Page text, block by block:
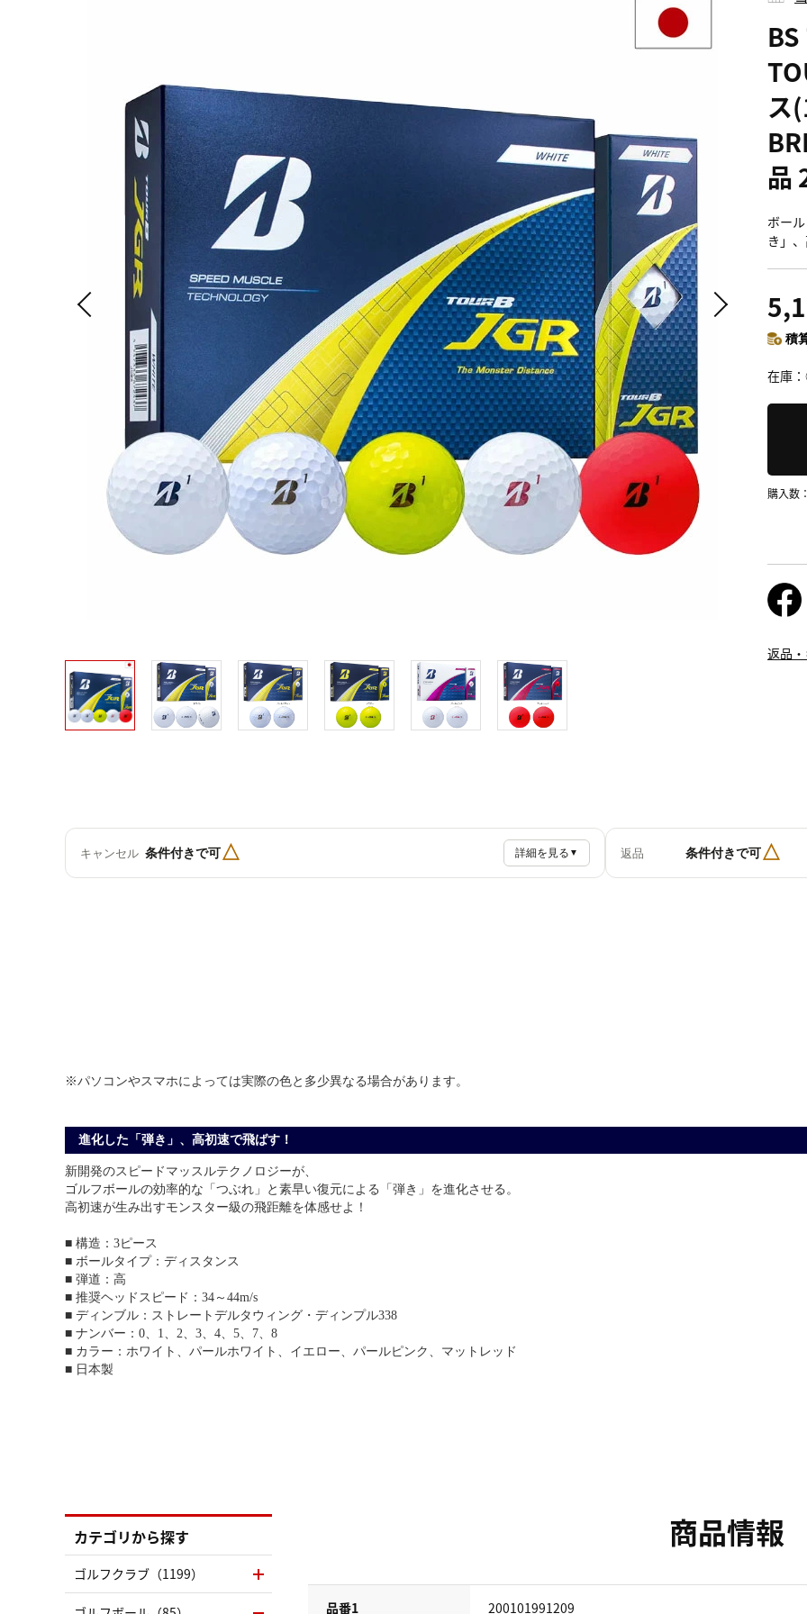
ス
品
ボー
き」
積
在庫
購入数：
返品
キャンセル 条件付きで可△ 詳細を見る ▼ 返品 条件付きで可△
※パソコンやスマホによっては実際の色と多少異なる場合があります。
進化した「弾き」、高初速で飛ばす！
新開発のスピードマッスルテクノロジーが、
ゴルフボールの効率的な「つぶれ」と素早い復元による「弾き」を進化させる。
高初速が生み出すモンスター級の飛距離を体感せよ！
■ 構造：3ピース
■ ボールタイプ：ディスタンス
■ 弾道：高
■ 推奨ヘッドスピード：34～44m/s
■ ディンブル：ストレートデルタウィング・ディンプル338
■ ナンバー：0、1、2、3、4、5、7、8
■ カラー：ホワイト、パールホワイト、イエロー、パールピンク、マットレッド
■ 日本製
商品情報
品番1 200101991209
カテゴリから探す
ゴルフクラブ（1199）